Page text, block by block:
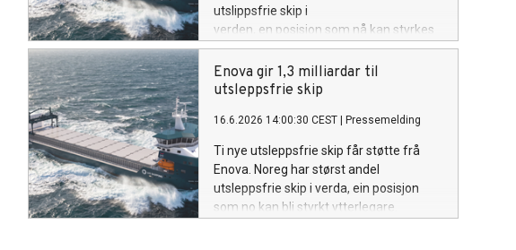
utslippsfrie skip i
verden, en posisjon som nå kan styrkes
ytterligere.
Enova gir 1,3 milliardar til
utsleppsfrie skip
16.6.2026 14:00:30 CEST Pressemelding
Ti nye utsleppsfrie skip får støtte frå
Enova. Noreg har størst andel
utsleppsfrie skip i verda, ein posisjon
som no kan bli styrkt ytterlegare.